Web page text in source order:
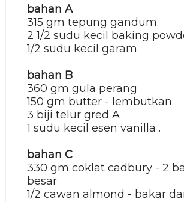
bahan A
315 gm tepung gandum
2 1/2 sudu kecil baking
1/2 sudu kecil garam
bahan B
360 gm gula perang
150 gm butter - lembutkan
3 biji telur gred A
1 sudu kecil esen vanilla .
bahan C
330 gm coklat cadbury - 2
besar
1/2 cawan almond - bakar